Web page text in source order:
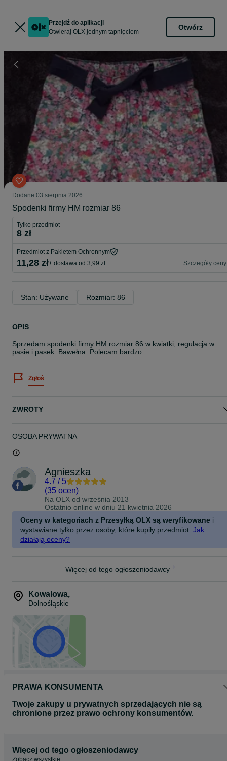
Przejdź do aplikacji
Otwieraj OLX jednym tapnięciem
Otwórz
Dodane 03 sierpnia 2026
Spodenki firmy HM rozmiar 86
Tylko przedmiot
8 zł
Przedmiot z Pakietem Ochronnym
11,28 zł+ dostawa od 3,99 zł Szczegóły ceny
Stan: Używane Rozmiar: 86
OPIS
Sprzedam spodenki firmy HM rozmiar 86 w kwiatki, regulacja w
pasie i pasek. Bawełna. Polecam bardzo.
Zgłoś
ZWROTY
OSOBA PRYWATNA
Agnieszka
4.7 / 5
(35 ocen)
Na OLX od września 2013
Ostatnio online w dniu 21 kwietnia 2026
Oceny w kategoriach z Przesyłką OLX są weryfikowane i
wystawiane tylko przez osoby, które kupiły przedmiot. Jak
działają oceny?
Więcej od tego ogłoszeniodawcy
Kowalowa,
Dolnośląskie
PRAWA KONSUMENTA
Twoje zakupy u prywatnych sprzedających nie są
chronione przez prawo ochrony konsumentów.
Więcej od tego ogłoszeniodawcy
Zobacz wszystkie